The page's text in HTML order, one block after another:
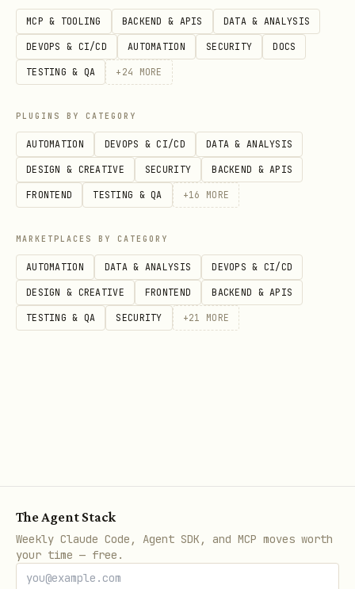
tutoriais de setup, processos de
negócio (DoR/DoD) e links para
legislação externa ou ativos.
Detectar geradores estáticos
(MkDocs, Sphinx, etc).
Extrair: manuais funcionais e guias
3. Geração de Documentação (Generate
Documentation)
Criar para cada sistema:
de manifests de código e guias de
wiki).
PROCESSES_AND_GUIDELINES.md (Extraído
de Wikis: DoR, DoD, regras de
MCP & TOOLING BACKEND & APIS DATA & ANALYSIS
DEVOPS & CI/CD AUTOMATION SECURITY DOCS
TESTING & QA + 24 MORE
PLUGINS BY CATEGORY
AUTOMATION DEVOPS & CI/CD DATA & ANALYSIS
DESIGN & CREATIVE SECURITY BACKEND & APIS
FRONTEND TESTING & QA +16 MORE
MARKETPLACES BY CATEGORY
AUTOMATION DATA & ANALYSIS DEVOPS & CI/CD
DESIGN & CREATIVE FRONTEND BACKEND & APIS
TESTING & QA SECURITY +21 MORE
The Agent Stack
Weekly Claude Code, Agent SDK, and MCP moves worth
your time — free.